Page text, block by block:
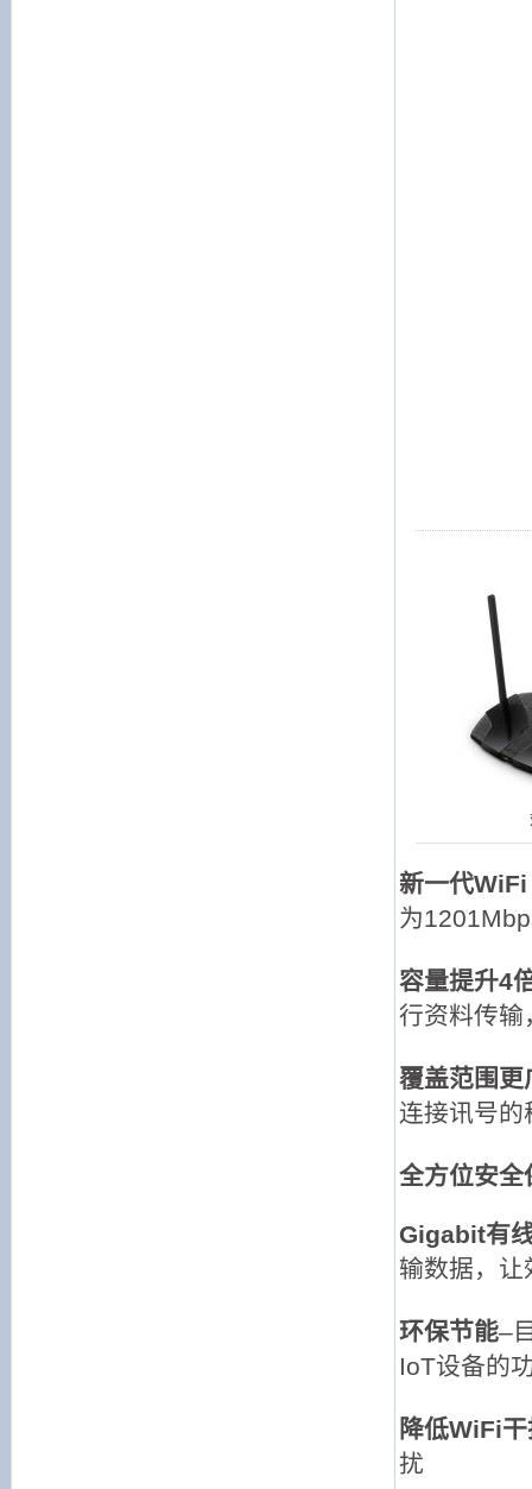
新一代
为
容量提升4
行资料传
覆盖范围更
连接讯号
全方位安全
Gigabit有
输数据，
环保节能–
IoT设备的
降低WiFi
扰